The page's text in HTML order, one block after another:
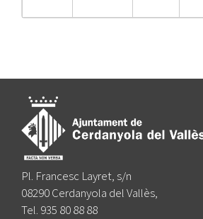
Pl. Francesc Layret, s/n
08290 Cerdanyola del Vallès,
Tel. 935 80 88 88